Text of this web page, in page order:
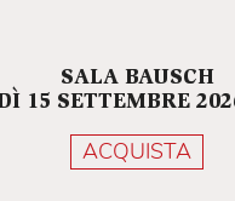
SALA BAUSCH
15 SETTEMBRE
ACQUISTA